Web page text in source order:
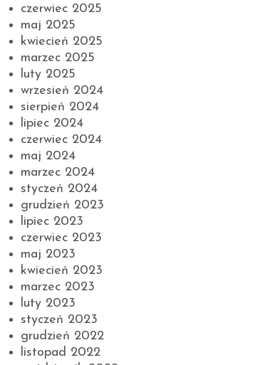
czerwiec 2025
maj 2025
kwiecień 2025
marzec 2025
luty 2025
wrzesień 2024
sierpień 2024
lipiec 2024
czerwiec 2024
maj 2024
marzec 2024
styczeń 2024
grudzień 2023
lipiec 2023
czerwiec 2023
maj 2023
kwiecień 2023
marzec 2023
luty 2023
styczeń 2023
grudzień 2022
listopad 2022